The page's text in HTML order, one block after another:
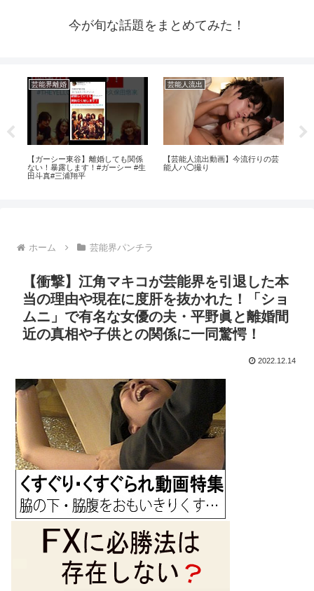
今が旬な話題をまとめてみた！
芸能界離婚
【ガーシー東谷】離婚しても関係
ない！暴露します！#ガーシー #生
田斗真#三浦翔平
芸能人流出
【芸能人流出動画】今流行りの芸
能人ハ◯撮り
ホーム 芸能界パンチラ
【衝撃】江角マキコが芸能界を引退した本
当の理由や現在に度肝を抜かれた！「ショ
ムニ」で有名な女優の夫・平野眞と離婚間
近の真相や子供との関係に一同驚愕！
2022.12.14